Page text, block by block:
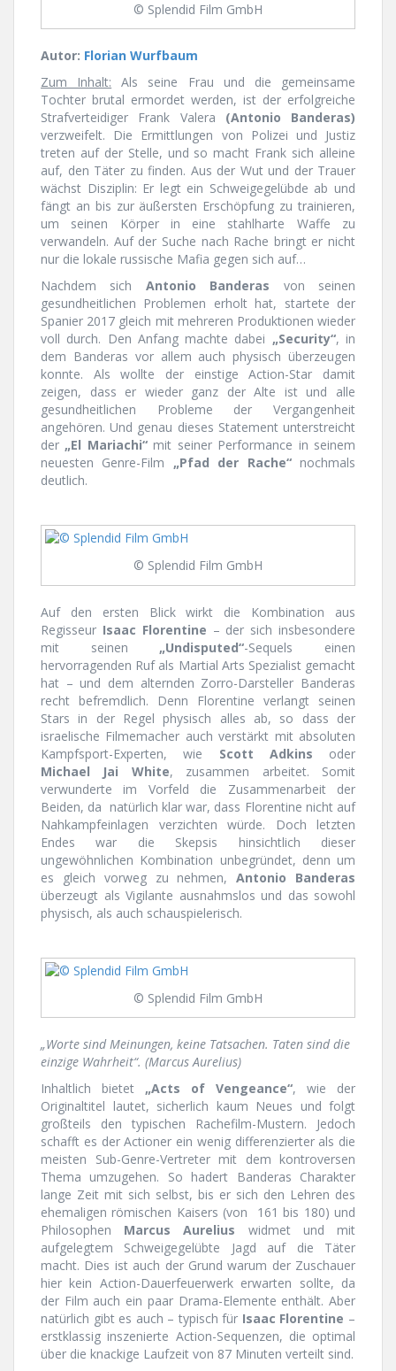
© Splendid Film GmbH
Autor: Florian Wurfbaum
Zum Inhalt: Als seine Frau und die gemeinsame
Tochter brutal ermordet werden, ist der erfolgreiche
Strafverteidiger Frank Valera (Antonio Banderas)
verzweifelt. Die Ermittlungen von Polizei und Justiz
treten auf der Stelle, und so macht Frank sich alleine
auf, den Täter zu finden. Aus der Wut und der Trauer
wächst Disziplin: Er legt ein Schweigegelübde ab und
fängt an bis zur äußersten Erschöpfung zu trainieren,
um seinen Körper in eine stahlharte Waffe zu
verwandeln. Auf der Suche nach Rache bringt er nicht
nur die lokale russische Mafia gegen sich auf…
Nachdem sich Antonio Banderas von seinen
gesundheitlichen Problemen erholt hat, startete der
Spanier 2017 gleich mit mehreren Produktionen wieder
voll durch. Den Anfang machte dabei „Security“, in
dem Banderas vor allem auch physisch überzeugen
konnte. Als wollte der einstige Action-Star damit
zeigen, dass er wieder ganz der Alte ist und alle
gesundheitlichen Probleme der Vergangenheit
angehören. Und genau dieses Statement unterstreicht
der „El Mariachi“mit seiner Performance in seinem
neuesten Genre-Film „Pfad der Rache“nochmals
deutlich.
© Splendid Film GmbH
Auf den ersten Blick wirkt die Kombination aus
Regisseur Isaac Florentine – der sich insbesondere
mit seinen „Undisputed“-Sequels einen
hervorragenden Ruf als Martial Arts Spezialist gemacht
hat – und dem alternden Zorro-Darsteller Banderas
recht befremdlich. Denn Florentine verlangt seinen
Stars in der Regel physisch alles ab, so dass der
israelische Filmemacher auch verstärkt mit absoluten
Kampfsport-Experten, wie Scott Adkins oder
Michael Jai White, zusammen arbeitet. Somit
verwunderte im Vorfeld die Zusammenarbeit der
Beiden, da natürlich klar war, dass Florentine nicht auf
Nahkampfeinlagen verzichten würde. Doch letzten
Endes war die Skepsis hinsichtlich dieser
ungewöhnlichen Kombination unbegründet, denn um
es gleich vorweg zu nehmen,Antonio Banderas
überzeugt als Vigilante ausnahmslos und das sowohl
physisch, als auch schauspielerisch.
© Splendid Film GmbH
„Worte sind Meinungen, keine Tatsachen. Taten sind die
einzige Wahrheit“. (Marcus Aurelius)
Inhaltlich bietet „Acts of Vengeance“, wie der
Originaltitel lautet, sicherlich kaum Neues und folgt
großteils den typischen Rachefilm-Mustern. Jedoch
schafft es der Actioner ein wenig differenzierter als die
meisten Sub-Genre-Vertreter mit dem kontroversen
Thema umzugehen. So hadert Banderas Charakter
lange Zeit mit sich selbst, bis er sich den Lehren des
ehemaligen römischen Kaisers (von 161 bis 180) und
Philosophen Marcus Aurelius widmet und mit
aufgelegtem Schweigegelübte Jagd auf die Täter
macht. Dies ist auch der Grund warum der Zuschauer
hier kein Action-Dauerfeuerwerk erwarten sollte, da
der Film auch ein paar Drama-Elemente enthält. Aber
natürlich gibt es auch – typisch für Isaac Florentine –
erstklassig inszenierte Action-Sequenzen, die optimal
über die knackige Laufzeit von 87 Minuten verteilt sind.